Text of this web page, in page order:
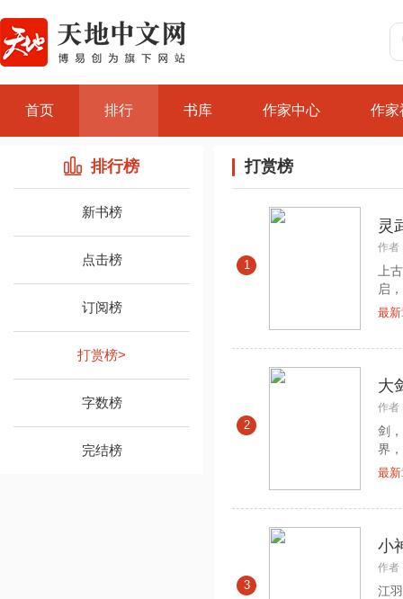
首页 排行 书库 作家中心 作家
排行榜
新书榜
点击榜
订阅榜
打赏榜>
字数榜
完结榜
打赏榜
1
灵
作者
上
启
最
2
大
作者
剑
界
最
3
小
作者
江